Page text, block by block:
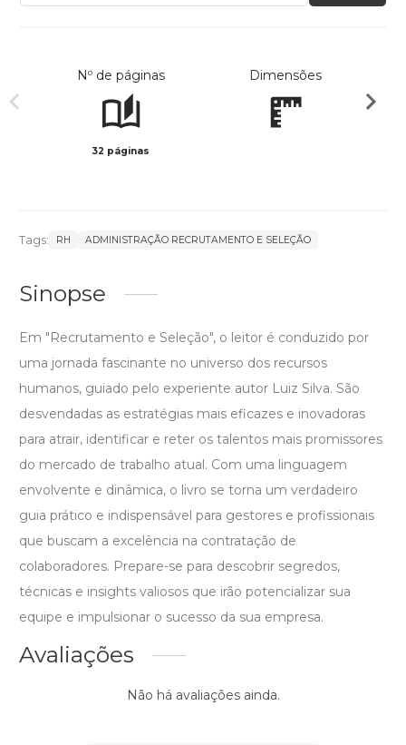
Nº de páginas
32 páginas
Dimensões
Tags: RH ADMINISTRAÇÃO RECRUTAMENTO E SELEÇÃO
Sinopse
Em "Recrutamento e Seleção", o leitor é conduzido por
uma jornada fascinante no universo dos recursos
humanos, guiado pelo experiente autor Luiz Silva. São
desvendadas as estratégias mais eficazes e inovadoras
para atrair, identificar e reter os talentos mais promissores
do mercado de trabalho atual. Com uma linguagem
envolvente e dinâmica, o livro se torna um verdadeiro
guia prático e indispensável para gestores e profissionais
que buscam a excelência na contratação de
colaboradores. Prepare-se para descobrir segredos,
técnicas e insights valiosos que irão potencializar sua
equipe e impulsionar o sucesso da sua empresa.
Avaliações
Não há avaliações ainda.